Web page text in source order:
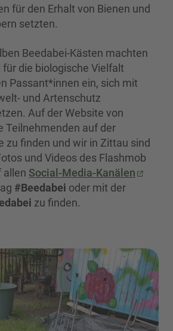
für den Erhalt von Bienen und
setzten.
Beedabei-Kästen machten
die biologische Vielfalt
Passant*innen ein, sich mit
und Artenschutz
Auf der Website von
Teilnehmenden auf der
zu finden und wir in Zittau sind
und Videos des Flashmob
allen Social-Media-Kanälen
#Beedabei oder mit der
zu finden.